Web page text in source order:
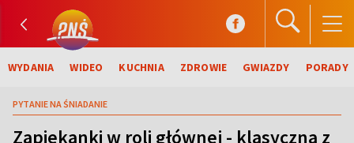
WYDANIA WIDEO KUCHNIA ZDROWIE GWIAZDY PORADY
PYTANIE NA ŚNIADANIE
Zapiekanki w roli głównej - klasyczna z